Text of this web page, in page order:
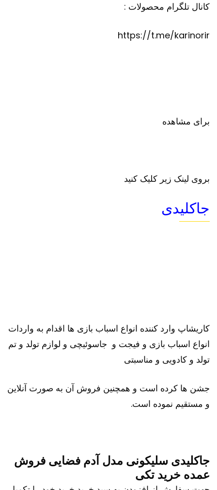
کانال تلگرام محصولات :
https://t.me/karinorir
برای مشاهده
بروی لینک زیر کلیک کنید
جاکلیدی
کاریشاپ وارد کننده انواع اسباب بازی ها اقدام به واردات
انواع اسباب بازی و فیجت و جاسوئیچی و لوازم تولد و تم
تولد و کادویی و مناسبتی
جشن ها کرده است و همچنین فروش آن به صورت آنلاین
و مستقیم نموده است.
جاکلیدی سلیکونی مدل آدم فضایی فروش
عمده خرید تکی